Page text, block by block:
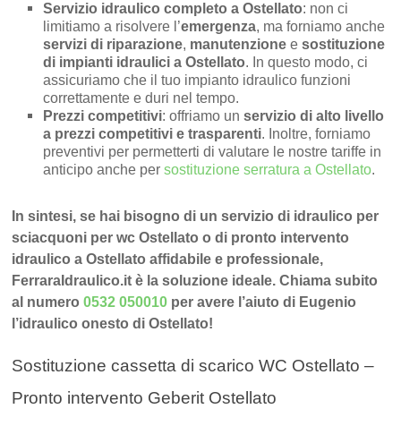
Servizio idraulico completo a Ostellato: non ci
limitiamo a risolvere l’emergenza, ma forniamo anche
servizi di riparazione, manutenzione esostituzione
di impianti idraulici a Ostellato. In questo modo, ci
assicuriamo che il tuo impianto idraulico funzioni
correttamente e duri nel tempo.
Prezzi competitivi: offriamo unservizio di alto livello
a prezzi competitivi e trasparenti. Inoltre, forniamo
preventivi per permetterti di valutare le nostre tariffe in
anticipo anche persostituzione serratura a Ostellato.
In sintesi, se hai bisogno di un servizio di idraulico per
sciacquoni per wc Ostellato o di pronto intervento
idraulico a Ostellato affidabile e professionale,
FerraraIdraulico.it è la soluzione ideale. Chiama subito
al numero0532 050010 per avere l’aiuto di Eugenio
l’idraulico onesto di Ostellato!
Sostituzione cassetta di scarico WC Ostellato –
Pronto intervento Geberit Ostellato